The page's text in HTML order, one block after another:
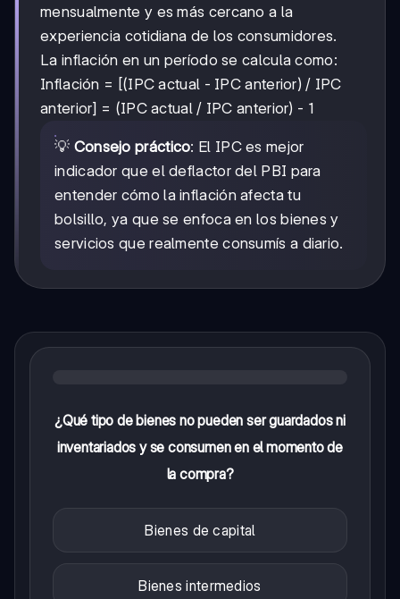
mensualmente y es más cercano a la
experiencia cotidiana de los consumidores.
La inflación en un período se calcula como:
Inflación = [(IPC actual - IPC anterior) / IPC
anterior] = (IPC actual / IPC anterior) - 1
💡 Consejo práctico: El IPC es mejor
indicador que el deflactor del PBI para
entender cómo la inflación afecta tu
bolsillo, ya que se enfoca en los bienes y
servicios que realmente consumís a diario.
¿Qué tipo de bienes no pueden ser guardados ni
inventariados y se consumen en el momento de
la compra?
Bienes de capital
Bienes intermedios